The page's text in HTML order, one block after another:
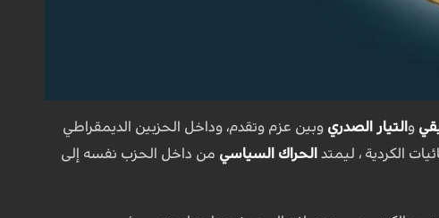
و التيار الصدري وبين عزم وتقدم، وداخل الحزبين الديمقراطي
الكردية ، ليمتد الحراك السياسي من داخل الحزب نفسه إلى